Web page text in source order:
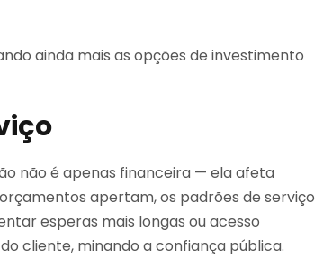
ainda mais as opções de investimento
não é apenas financeira — ela afeta
apertam, os padrões de serviço
esperas mais longas ou acesso
cliente, minando a confiança pública.